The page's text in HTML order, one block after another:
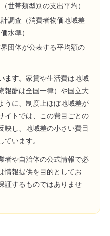
世帯類型別の支出平均）
調査（消費者物価地域差
水準）
団体が公表する平均額の
す。 家賃や生活費は地域
報酬は全国一律）や国立大
うに、制度上ほぼ地域差が
イトでは、この費目ごとの
映し、地域差の小さい費目
います。
者や自治体の公式情報で必
情報提供を目的としてお
証するものではありませ